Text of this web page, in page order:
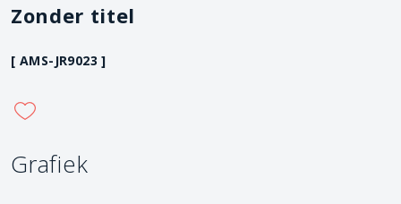
Zonder titel
[ AMS-JR9023 ]
Grafiek